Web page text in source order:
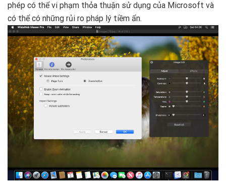
phép có thể vi phạm thỏa thuận sử dụng của Microsoft và
có thể có những rủi ro pháp lý tiềm ẩn.